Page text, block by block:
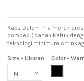
Kaos Dalam Pria merek
combed ( bahan katun
teknologi minimum
Size - Ukuran
Color -